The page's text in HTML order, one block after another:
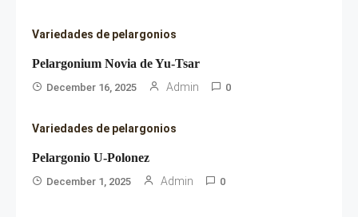
Variedades de pelargonios
Pelargonium Novia de Yu-Tsar
December 16, 2025 Admin 0
Variedades de pelargonios
Pelargonio U-Polonez
December 1, 2025 Admin 0